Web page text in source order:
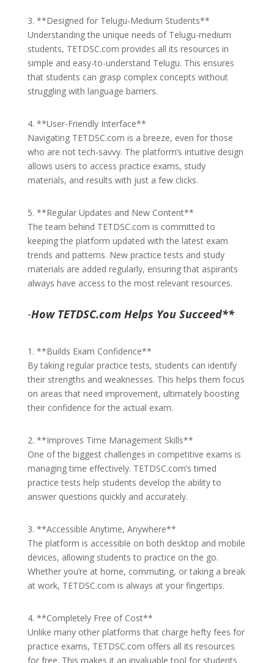
3. **Designed for Telugu-Medium Students**
Understanding the unique needs of Telugu-medium
students, TETDSC.com provides all its resources in
simple and easy-to-understand Telugu. This ensures
that students can grasp complex concepts without
struggling with language barriers.
4. **User-Friendly Interface**
Navigating TETDSC.com is a breeze, even for those
who are not tech-savvy. The platform’s intuitive design
allows users to access practice exams, study
materials, and results with just a few clicks.
5. **Regular Updates and New Content**
The team behind TETDSC.com is committed to
keeping the platform updated with the latest exam
trends and patterns. New practice tests and study
materials are added regularly, ensuring that aspirants
always have access to the most relevant resources.
-How TETDSC.com Helps You Succeed**
1. **Builds Exam Confidence**
By taking regular practice tests, students can identify
their strengths and weaknesses. This helps them focus
on areas that need improvement, ultimately boosting
their confidence for the actual exam.
2. **Improves Time Management Skills**
One of the biggest challenges in competitive exams is
managing time effectively. TETDSC.com’s timed
practice tests help students develop the ability to
answer questions quickly and accurately.
3. **Accessible Anytime, Anywhere**
The platform is accessible on both desktop and mobile
devices, allowing students to practice on the go.
Whether you’re at home, commuting, or taking a break
at work, TETDSC.com is always at your fingertips.
4. **Completely Free of Cost**
Unlike many other platforms that charge hefty fees for
practice exams, TETDSC.com offers all its resources
for free. This makes it an invaluable tool for students